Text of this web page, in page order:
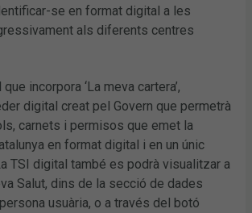
se en format digital a les
als diferents centres
incorpora ‘La meva cartera’,
digital creat pel Govern que permetrà
carnets i permisos que emet la
en format digital i en un únic
TSI digital també es podrà visualitzar a
Salut, dins de la secció de dades
usuària, o a través del botó